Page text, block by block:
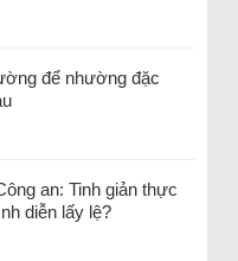
để nhường đặc
an: Tinh giản thực
diễn lấy lệ?